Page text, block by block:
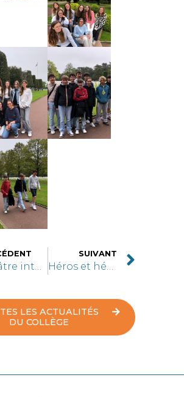
Théâtre interactif en anglais
SUIVANT
Héros et héroïnes
LES ACTUALITÉS
DU COLLÈGE